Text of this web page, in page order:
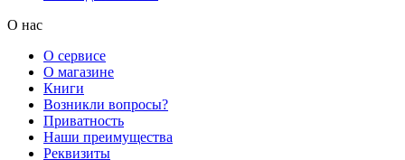
О нас
О сервисе
О магазине
Книги
Возникли вопросы?
Приватность
Наши преимущества
Реквизиты